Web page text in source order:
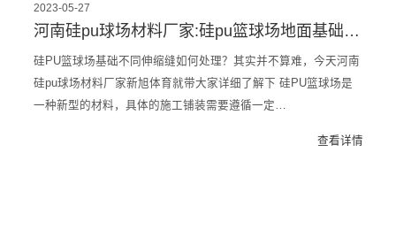
2023-05-27
河南硅pu球场材料厂家:硅pu篮球场地面基础不同伸缩缝的处理方法
硅PU篮球场基础不同伸缩缝如何处理？其实并不算难，今天河南
硅pu球场材料厂家新旭体育就带大家详细了解下 硅PU篮球场是
一种新型的材料，具体的施工铺装需要遵循一定…
查看详情